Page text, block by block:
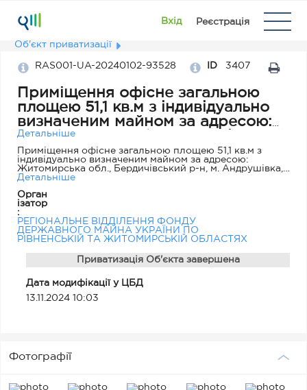
Вхід Реєстрація
Об'єкт приватизації
RAS001-UA-20240102-93528 ID 3407
Приміщення офісне загальною
площею 51,1 кв.м з індивідуально
визначеним майном за адресою:
Житомирська обл., Бердичівський
р-н, м. Андрушівка, вул. Вобяна,
15а, приміщення 2
Детальніше
Приміщення офісне загальною площею 51,1 кв.м з
індивідуально визначеним майном за адресою:
Житомирська обл., Бердичівський р-н, м. Андрушівка,
вул. Вобяна, 15а, приміщення 2. Балансоутримувач -
Житомирській області. До складу об’єкта приватизації
входять: вбудоване приміщення загальною площею
51,1 кв.м що знаходиться на першому поверсі та має
окремий вхід з вулиці. Наявні: централізоване
водопостачання, водовідведення, електропостачання;
індивідуальне опалення – конвектори; індивідуально
металева - 1 шт., сейф - 1 шт.)
Детальніше
Орган
ізатор
:
РЕГІОНАЛЬНЕ ВІДДІЛЕННЯ ФОНДУ
ДЕРЖАВНОГО МАЙНА УКРАЇНИ ПО
РІВНЕНСЬКІЙ ТА ЖИТОМИРСЬКІЙ ОБЛАСТЯХ
Приватизація Об'єкта завершена
Дата модифікації у ЦБД
13.11.2024 10:03
Фотографії